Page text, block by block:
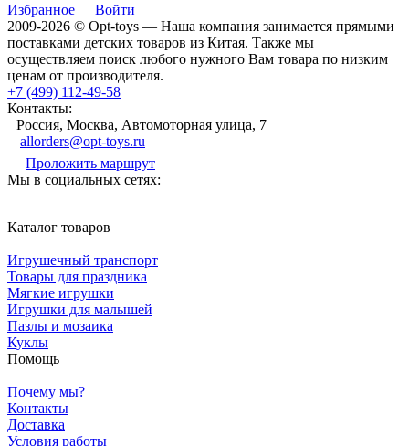
Избранное
Войти
2009-2026 © Opt-toys — Наша компания занимается прямыми
поставками детских товаров из Китая. Также мы
осуществляем поиск любого нужного Вам товара по низким
ценам от производителя.
+7 (499) 112-49-58
Контакты:
Россия, Москва, Автомоторная улица, 7
allorders@opt-toys.ru
Проложить маршрут
Мы в социальных сетях:
Каталог товаров
Игрушечный транспорт
Товары для праздника
Мягкие игрушки
Игрушки для малышей
Пазлы и мозаика
Куклы
Помощь
Почему мы?
Контакты
Доставка
Условия работы